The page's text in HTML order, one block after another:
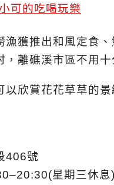
漁獲推出和風定食
離礁溪市區不用十
欣賞花花草草的
406號
星期三休息)